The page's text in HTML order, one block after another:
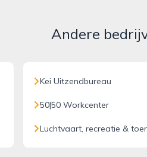
Andere
Kei Uitzendbureau
50|50 Workcenter
Luchtvaart, recreatie &